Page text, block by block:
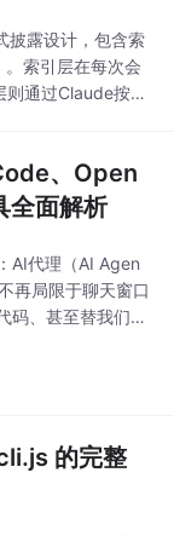
披露设计，包含索
索引层在每次会
通过Claude按需
空
、Open
全面解析
AI代理（AI Agen
再局限于聊天窗口
码、甚至替我们
、OpenCl
的完整